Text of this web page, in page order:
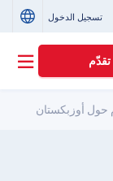
تسجيل الدخول
تقدّم